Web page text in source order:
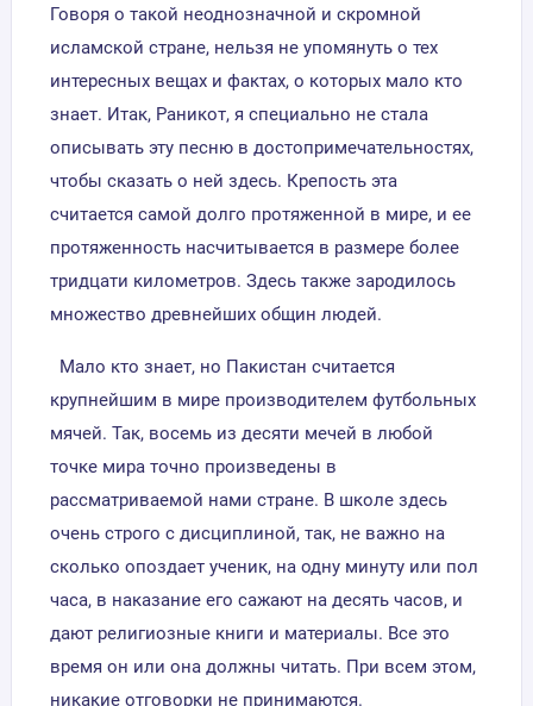
Говоря о такой неоднозначной и скромной
исламской стране, нельзя не упомянуть о тех
интересных вещах и фактах, о которых мало кто
знает. Итак, Раникот, я специально не стала
описывать эту песню в достопримечательностях,
чтобы сказать о ней здесь. Крепость эта
считается самой долго протяженной в мире, и ее
протяженность насчитывается в размере более
тридцати километров. Здесь также зародилось
множество древнейших общин людей.
Мало кто знает, но Пакистан считается
крупнейшим в мире производителем футбольных
мячей. Так, восемь из десяти мечей в любой
точке мира точно произведены в
рассматриваемой нами стране. В школе здесь
очень строго с дисциплиной, так, не важно на
сколько опоздает ученик, на одну минуту или пол
часа, в наказание его сажают на десять часов, и
дают религиозные книги и материалы. Все это
время он или она должны читать. При всем этом,
никакие отговорки не принимаются.